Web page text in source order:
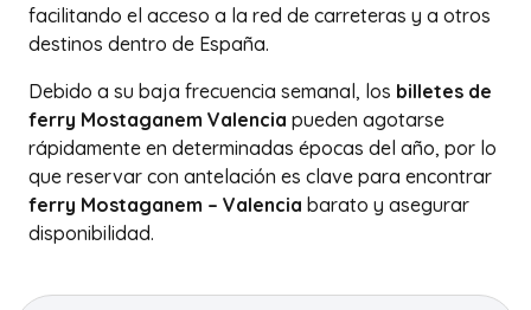
facilitando el acceso a la red de carreteras y a otros
destinos dentro de España.
Debido a su baja frecuencia semanal, los billetes de
ferry Mostaganem Valencia pueden agotarse
rápidamente en determinadas épocas del año, por lo
que reservar con antelación es clave para encontrar
ferry Mostaganem – Valencia barato y asegurar
disponibilidad.
+